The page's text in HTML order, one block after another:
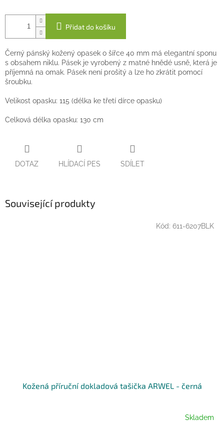
Přidat do košíku
Černý pánský kožený opasek o šířce 40 mm má elegantní sponu
s obsahem niklu. Pásek je vyrobený z matné hnědé usně, která je
příjemná na omak. Pásek není prošitý a lze ho zkrátit pomocí
šroubku.
Velikost opasku: 115 (délka ke třetí dírce opasku)
Celková délka opasku: 130 cm
DOTAZ HLÍDACÍ PES SDÍLET
Související produkty
Kožená příruční dokladová tašička ARWEL - černá
Skladem
Kód: 611-6207BLK